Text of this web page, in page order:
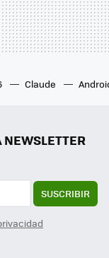
Claude
SUSCRIBIR